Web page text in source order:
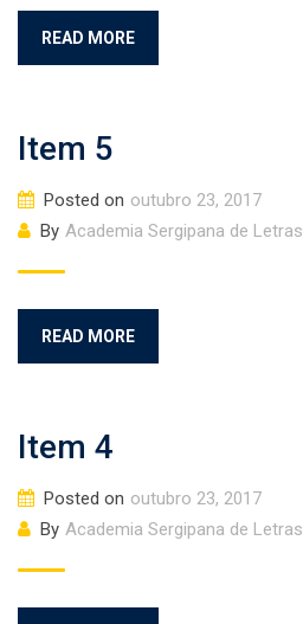
READ MORE
Item 5
Posted on outubro 23, 2017
By Academia Sergipana de Letras
READ MORE
Item 4
Posted on outubro 23, 2017
By Academia Sergipana de Letras